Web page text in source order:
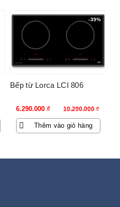
-39%
Bếp từ Lorca LCI 806
10.290.000₫
Giá
gốc
là:
6.290.000 ₫
Giá
hiện
tại
Thêm vào giỏ hàng